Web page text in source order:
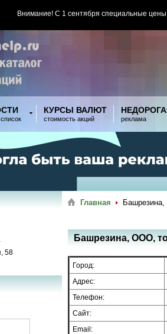
Внимание! С 1 сентября специальные
КУРСЫ ВАЛЮТ
стоимость акций реклама
Главная
Башрезина, ООО,
Город:
Адрес:
Телефон:
Сайт:
Email:
58